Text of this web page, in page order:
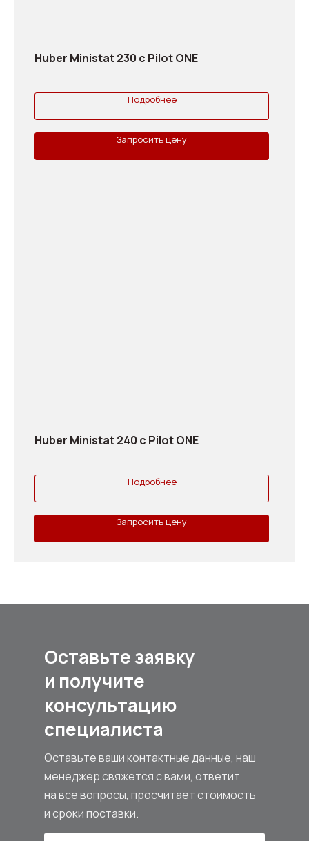
Huber Ministat 230 с Pilot ONE
Подробнее
Запросить цену
Huber Ministat 240 с Pilot ONE
Подробнее
Запросить цену
Оставьте заявку
и получите
консультацию
специалиста
Оставьте ваши контактные данные, наш
менеджер свяжется с вами, ответит
на все вопросы, просчитает стоимость
и сроки поставки.